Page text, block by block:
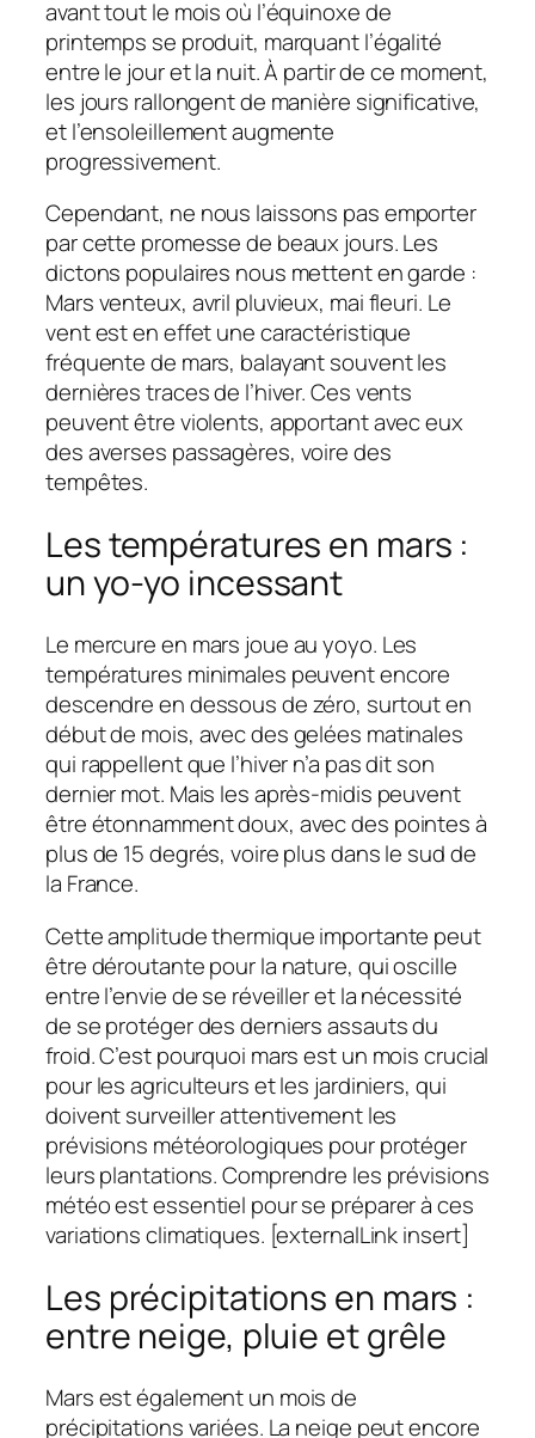
avant tout le mois où l’équinoxe de
printemps se produit, marquant l’égalité
entre le jour et la nuit. À partir de ce moment,
les jours rallongent de manière significative,
et l’ensoleillement augmente
progressivement.
Cependant, ne nous laissons pas emporter
par cette promesse de beaux jours. Les
dictons populaires nous mettent en garde :
Mars venteux, avril pluvieux, mai fleuri. Le
vent est en effet une caractéristique
fréquente de mars, balayant souvent les
dernières traces de l’hiver. Ces vents
peuvent être violents, apportant avec eux
des averses passagères, voire des
tempêtes.
Les températures en mars :
un yo-yo incessant
Le mercure en mars joue au yoyo. Les
températures minimales peuvent encore
descendre en dessous de zéro, surtout en
début de mois, avec des gelées matinales
qui rappellent que l’hiver n’a pas dit son
dernier mot. Mais les après-midis peuvent
être étonnamment doux, avec des pointes à
plus de 15 degrés, voire plus dans le sud de
la France.
Cette amplitude thermique importante peut
être déroutante pour la nature, qui oscille
entre l’envie de se réveiller et la nécessité
de se protéger des derniers assauts du
froid. C’est pourquoi mars est un mois crucial
pour les agriculteurs et les jardiniers, qui
doivent surveiller attentivement les
prévisions météorologiques pour protéger
leurs plantations. Comprendre les prévisions
météo est essentiel pour se préparer à ces
variations climatiques. [externalLink insert]
Les précipitations en mars :
entre neige, pluie et grêle
Mars est également un mois de
précipitations variées. La neige peut encore